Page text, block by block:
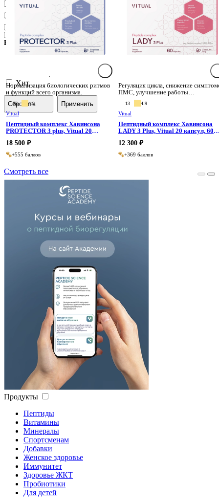
Пептиды тимуса
Пептиды щитовидной
Пептиды эпифиза
Пептиды яичников
Форма выпуска
Хит
Сбросить Применить
Смотреть все
Нормализация биологических ритмов
и функций всего организма.
26 4.9
Vitual
Пептидный комплекс Хавинсона
PROTECTOR 3 plus, Vitual 20
18 500 ₽
+555 баллов
Регуляция цикла, снижение
ПМС, улучшение работы
репродуктивной системы.
13 4.9
Vitual
Пептидный комплекс Хавинсона
LADY 3 Plus, Vitual 20 капсул, 60
12 300 ₽
+369 баллов
Продукты
Пептиды
Витамины
Минералы
Спортсменам
Добавки
Женское здоровье
Иммунитет
Здоровье ЖКТ
Пробиотики
Для детей